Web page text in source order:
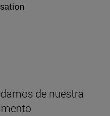
de nuestra